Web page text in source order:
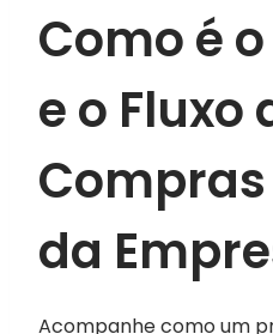
Como é
e o Fluxo
da
Acompanhe como um